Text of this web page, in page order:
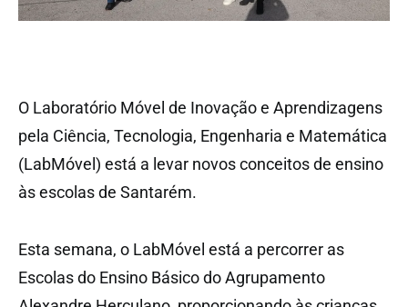
O Laboratório Móvel de Inovação e Aprendizagens
pela Ciência, Tecnologia, Engenharia e Matemática
(LabMóvel) está a levar novos conceitos de ensino
às escolas de Santarém.
Esta semana, o LabMóvel está a percorrer as
Escolas do Ensino Básico do Agrupamento